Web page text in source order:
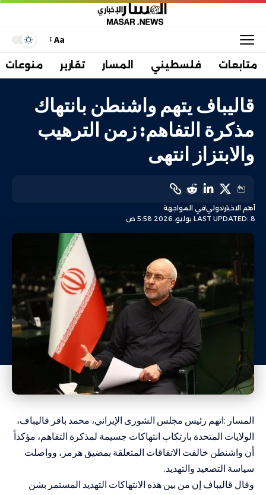
Aa
متابعات فلسطيني المسار تقارير منوعات
قاليباف يتهم واشنطن بانتهاك
مذكرة التفاهم: زمن الترهيب
والابتزاز انتهى
LAST UPDATED: 8 يوليو، 2026 5:58 ص
أهم الاخباردوليفي المواجهة
المسار :اتهم رئيس مجلس الشورى الإيراني، محمد باقر قاليباف،
الولايات المتحدة بارتكاب انتهاكات جسيمة لمذكرة التفاهم، مؤكداً
أن واشنطن خالفت الاتفاقات المتعلقة بمضيق هرمز، وواصلت
سياسة التصعيد والتهديد.
وقال قاليباف إن من بين هذه الانتهاكات التهديد المستمر بشن